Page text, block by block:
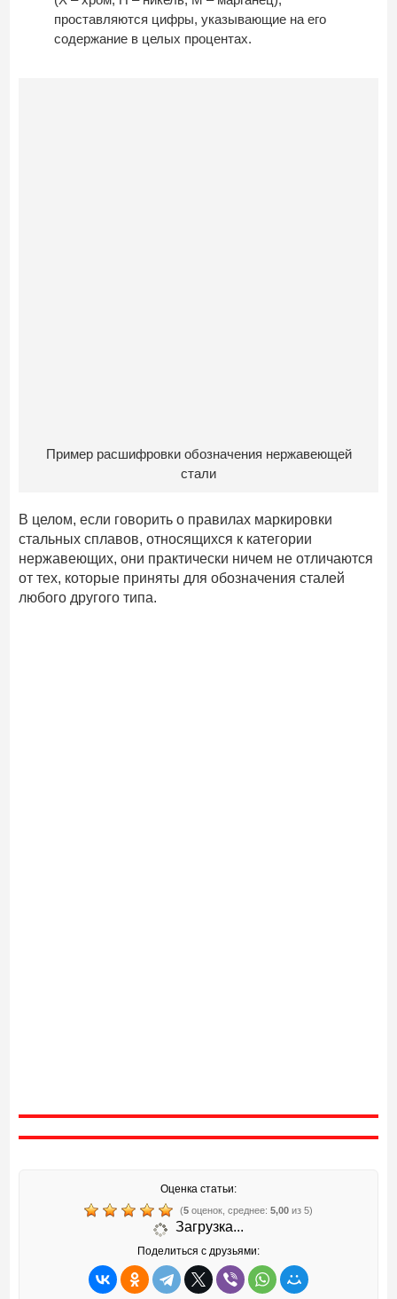
проставляются цифры, указывающие на его
содержание в целых процентах.
Пример расшифровки обозначения нержавеющей
стали
В целом, если говорить о правилах маркировки
стальных сплавов, относящихся к категории
нержавеющих, они практически ничем не отличаются
от тех, которые приняты для обозначения сталей
любого другого типа.
Оценка статьи:
(5 оценок, среднее: 5,00 из 5)
Загрузка...
Поделиться с друзьями: